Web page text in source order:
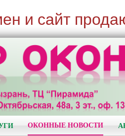
и сайт
ОКОННЫЕ НОВОСТИ